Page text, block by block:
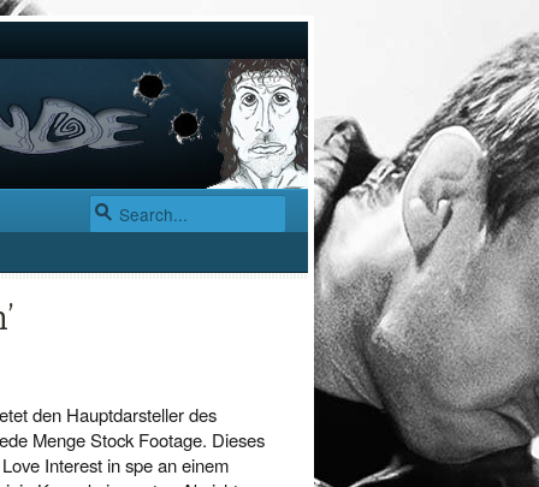
den Hauptdarsteller des
Menge Stock Footage. Dieses
Interest in spe an einem